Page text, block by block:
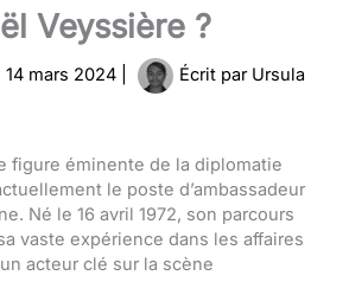
Veyssière ?
14 mars 2024 Écrit par Ursula
figure éminente de la diplomatie
le poste d’ambassadeur
Né le 16 avril 1972, son parcours
vaste expérience dans les affaires
acteur clé sur la scène